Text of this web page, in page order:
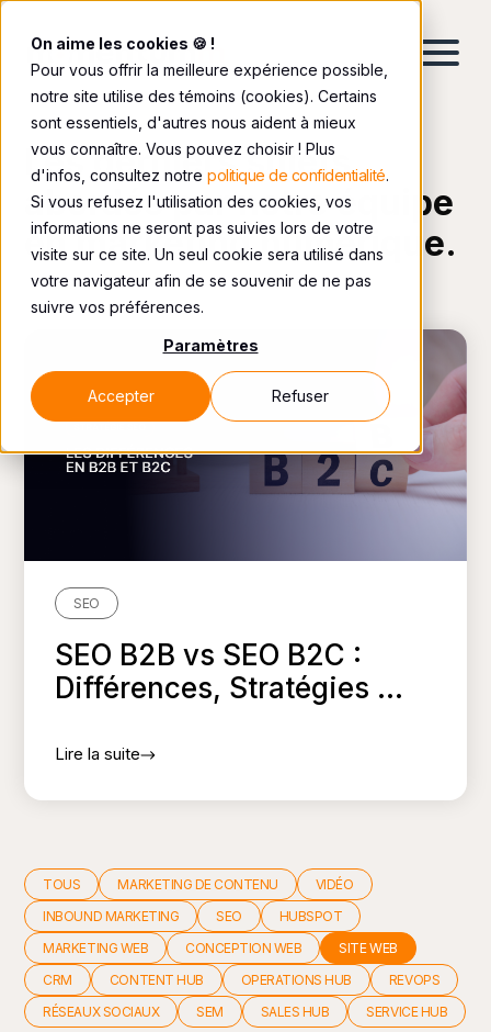
On aime les cookies 🍪 !
Pour vous offrir la meilleure expérience possible,
notre site utilise des témoins (cookies). Certains
sont essentiels, d'autres nous aident à mieux
vous connaître. Vous pouvez choisir ! Plus
d'infos, consultez notre politique de confidentialité.
Si vous refusez l'utilisation des cookies, vos
informations ne seront pas suivies lors de votre
visite sur ce site. Un seul cookie sera utilisé dans
votre navigateur afin de se souvenir de ne pas
suivre vos préférences.
Paramètres
Accepter Refuser
Les derniers sujets
abordés par notre équipe
en marketing numérique.
SEO
SEO B2B vs SEO B2C :
Différences, Stratégies ...
Lire la suite
TOUS MARKETING DE CONTENU
VIDÉO
INBOUND MARKETING
SEO
HUBSPOT
MARKETING WEB
CONCEPTION WEB
SITE WEB
CRM
CONTENT HUB OPERATIONS HUB
REVOPS
RÉSEAUX SOCIAUX
SEM SALES HUB SERVICE HUB